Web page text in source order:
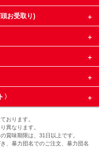
お受取り)
おります。
異なります。
賞味期限は、31日以上です。
、暴力団名でのご注文、暴力団名